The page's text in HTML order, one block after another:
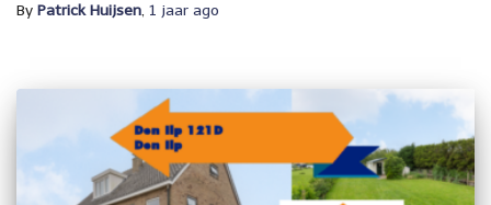
By Patrick Huijsen, 1 jaar ago